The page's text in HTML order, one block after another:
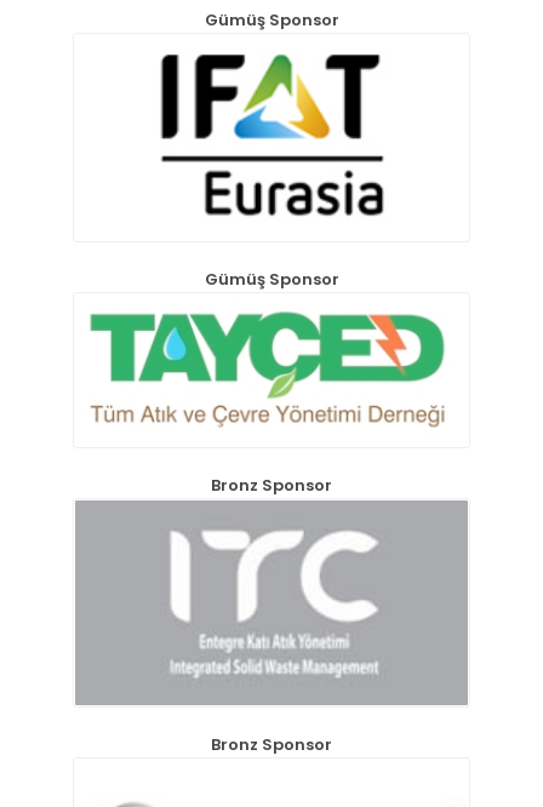
Gümüş Sponsor
Gümüş Sponsor
Bronz Sponsor
Bronz Sponsor